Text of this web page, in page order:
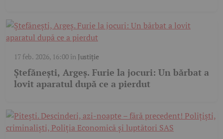
17 feb. 2026, 16:00în Justiție
Ștefănești, Argeș. Furie la jocuri: Un bărbat a
lovit aparatul după ce a pierdut